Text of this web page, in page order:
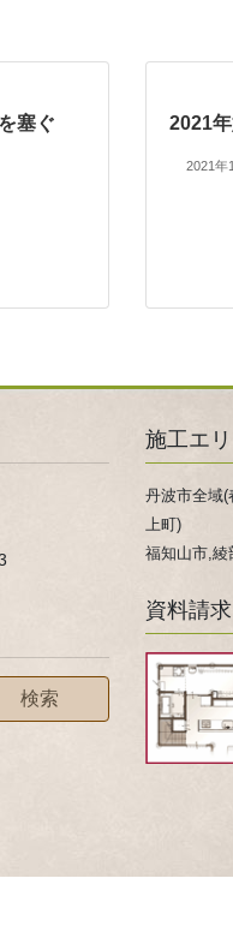
塞ぐ 2021
2021年
施工エ
丹波市全域(
上町)
福知山市,綾
資料請求